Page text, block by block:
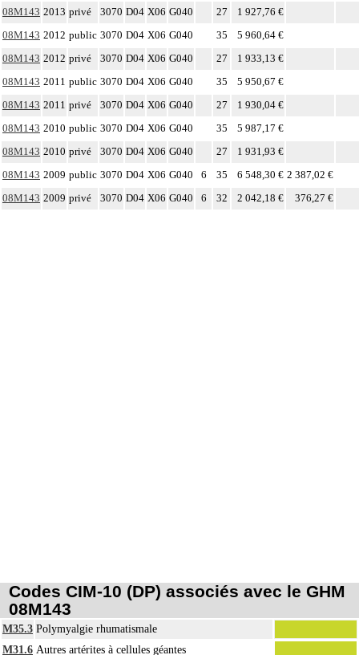
08M143 2013 privé 3070 D04 X06 G040 27
1 927,76 €
08M143 2012 public 3070 D04 X06 G040 35
5 960,64 €
08M143 2012 privé 3070 D04 X06 G040 27
1 933,13 €
08M143 2011 public 3070 D04 X06 G040 35
5 950,67 €
08M143 2011 privé 3070 D04 X06 G040 27
1 930,04 €
08M143 2010 public 3070 D04 X06 G040 35
5 987,17 €
08M143 2010 privé 3070 D04 X06 G040 27
1 931,93 €
08M143 2009 public 3070 D04 X06 G040 6 35 6 548,30 € 2 387,02 €
08M143 2009 privé 3070 D04 X06 G040 6 32 2 042,18 € 376,27 €
Codes CIM-10 (DP) associés avec le GHM
08M143
M35.3 Polymyalgie rhumatismale
M31.6 Autres artérites à cellules géantes